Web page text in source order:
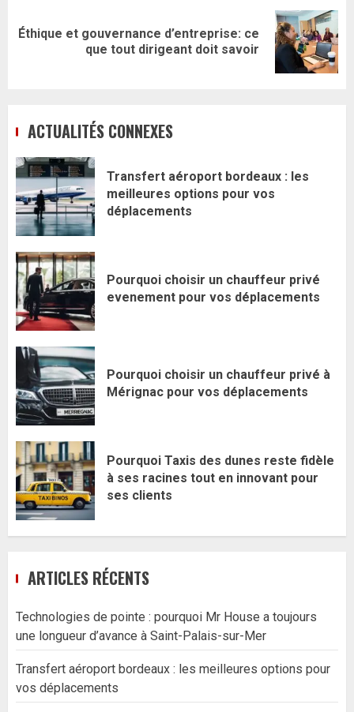
Article
Éthique et gouvernance d’entreprise: ce
que tout dirigeant doit savoir
ACTUALITÉS CONNEXES
Transfert aéroport bordeaux : les
meilleures options pour vos
déplacements
Pourquoi choisir un chauffeur privé
evenement pour vos déplacements
Pourquoi choisir un chauffeur privé à
Mérignac pour vos déplacements
Pourquoi Taxis des dunes reste fidèle
à ses racines tout en innovant pour
ses clients
ARTICLES RÉCENTS
Technologies de pointe : pourquoi Mr House a toujours
une longueur d’avance à Saint-Palais-sur-Mer
Transfert aéroport bordeaux : les meilleures options pour
vos déplacements